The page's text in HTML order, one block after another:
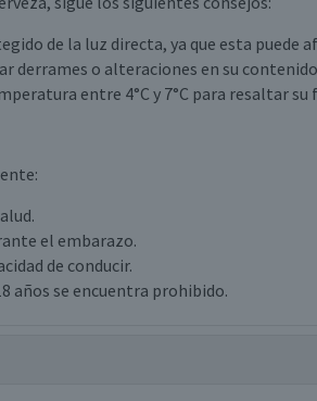
de la luz directa, ya que esta puede
derrames o alteraciones en su
entre 4°C y 7°C para resaltar
el embarazo.
de conducir.
años se encuentra prohibido.